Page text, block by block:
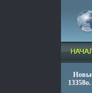
13358o.